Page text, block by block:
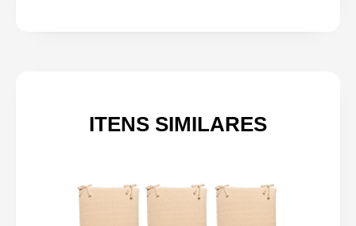
ITENS SIMILARES